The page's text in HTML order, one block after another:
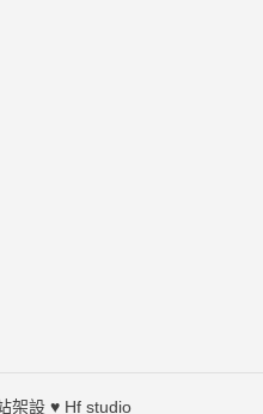
架設 ♥ Hf studio